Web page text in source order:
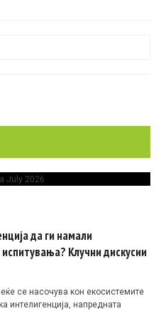
да ги намали
Клучни дискусии
се насочува кон екосистемите
интелигенција, напредната